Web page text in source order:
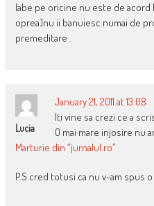
labe pe oricine nu este de acord
oprea]nu ii banuiesc numai de
premeditare .
Lucia
January 21, 2011 at 13:08
Iti vine sa crezi ce a
O mai mare injosire nu
Marturie din “jurnalul.ro”
P.S cred totusi ca nu v-am spus